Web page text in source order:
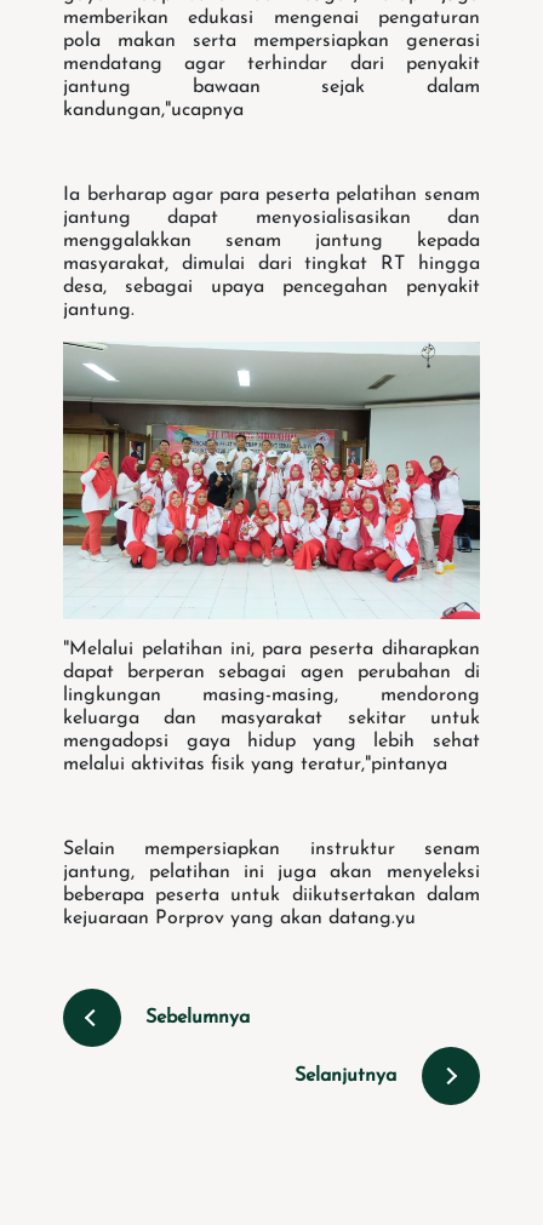
memberikan edukasi mengenai pengaturan
pola makan serta mempersiapkan generasi
mendatang agar terhindar dari penyakit
jantung bawaan sejak dalam
kandungan,"ucapnya
Ia berharap agar para peserta pelatihan senam
jantung dapat menyosialisasikan dan
menggalakkan senam jantung kepada
masyarakat, dimulai dari tingkat RT hingga
desa, sebagai upaya pencegahan penyakit
jantung.
"Melalui pelatihan ini, para peserta diharapkan
dapat berperan sebagai agen perubahan di
lingkungan masing-masing, mendorong
keluarga dan masyarakat sekitar untuk
mengadopsi gaya hidup yang lebih sehat
melalui aktivitas fisik yang teratur,"pintanya
Selain mempersiapkan instruktur senam
jantung, pelatihan ini juga akan menyeleksi
beberapa peserta untuk diikutsertakan dalam
kejuaraan Porprov yang akan datang.yu
Sebelumnya
Selanjutnya